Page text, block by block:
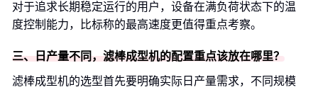
对于追求长期稳定运行的用户，设备在满负荷状态下的温
度控制能力，比标称的最高速度更值得重点考察。
三、日产量不同，滤棒成型机的配置重点该放在哪里？
滤棒成型机的选型首先要明确实际日产量需求，不同规模